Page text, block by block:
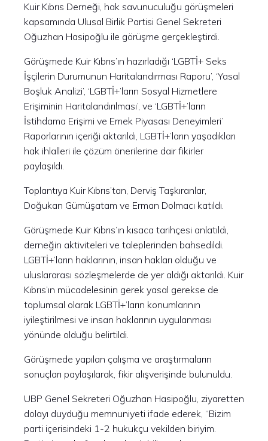
Kuir Kıbrıs Derneği, hak savunuculuğu görüşmeleri
kapsamında Ulusal Birlik Partisi Genel Sekreteri
Oğuzhan Hasipoğlu ile görüşme gerçekleştirdi.
Görüşmede Kuir Kıbrıs’ın hazırladığı ‘LGBTİ+ Seks
İşçilerin Durumunun Haritalandırması Raporu’, ‘Yasal
Boşluk Analizi’, ‘LGBTİ+’ların Sosyal Hizmetlere
Erişiminin Haritalandırılması’, ve ‘LGBTİ+’ların
İstihdama Erişimi ve Emek Piyasası Deneyimleri’
Raporlarının içeriği aktarıldı, LGBTİ+’ların yaşadıkları
hak ihlalleri ile çözüm önerilerine dair fikirler
paylaşıldı.
Toplantıya Kuir Kıbrıs’tan, Derviş Taşkıranlar,
Doğukan Gümüşatam ve Erman Dolmacı katıldı.
Görüşmede Kuir Kıbrıs’ın kısaca tarihçesi anlatıldı,
derneğin aktiviteleri ve taleplerinden bahsedildi.
LGBTİ+’ların haklarının, insan hakları olduğu ve
uluslararası sözleşmelerde de yer aldığı aktarıldı. Kuir
Kıbrıs’ın mücadelesinin gerek yasal gerekse de
toplumsal olarak LGBTİ+’ların konumlarının
iyileştirilmesi ve insan haklarının uygulanması
yönünde olduğu belirtildi.
Görüşmede yapılan çalışma ve araştırmaların
sonuçları paylaşılarak, fikir alışverişinde bulunuldu.
UBP Genel Sekreteri Oğuzhan Hasipoğlu, ziyaretten
dolayı duyduğu memnuniyeti ifade ederek, “Bizim
parti içerisindeki 1-2 hukukçu vekilden biriyim.